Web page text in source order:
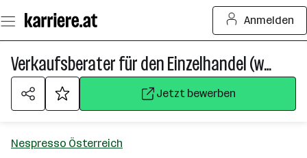
Seiteninhalt
springen
Anmelden
Verkaufsberater für den Einzelhandel (w/m/d)
Jetzt bewerben
Nespresso Österreich